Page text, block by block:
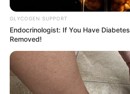
GLYCOGEN SUPPORT
Endocrinologist: If You Have
Removed!